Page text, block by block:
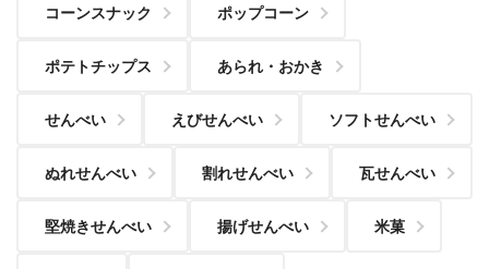
コーンスナック ポップコーン
ポテトチップス あられ・おかき
せんべい えびせんべい ソフトせんべい
ぬれせんべい 割れせんべい 瓦せんべい
堅焼きせんべい 揚げせんべい 米菓